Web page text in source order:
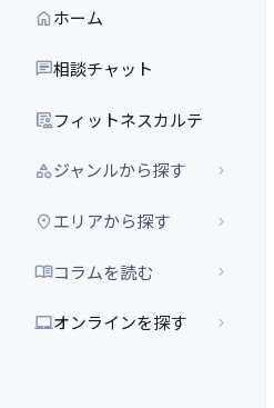
ホーム
相談チャット
フィットネスカルテ
ジャンルから探す 
エリアから探す 
コラムを読む 
オンラインを探す 